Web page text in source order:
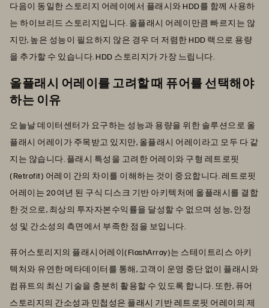
다음이 동일한 스토리지 어레이에서 플래시와 HDD를 함께 사용하
는 하이브리드 스토리지입니다. 올플래시 어레이만큼 빠르지는 않
지만, 높은 성능이 필요하지 않은 경우 더 저렴한 HDD 랙으로 용량
을 추가할 수 있습니다. HDD 스토리지가 가장 느립니다.
올플래시 어레이를 고려할 때 퓨어를 선택해야
하는 이유
오늘날 데이터센터가 요구하는 성능과 용량을 위한 솔루션으로 올
플래시 어레이가 주목받고 있지만, 올플래시 어레이라고 모두 다 같
지는 않습니다. 플래시 특성을 고려한 어레이와 구형 레트로핏
(Retrofit) 어레이 간의 차이를 이해하는 것이 중요합니다. 레트로핏
어레이는 20여년 된 구식 디스크 기반 아키텍처에 올플래시를 결합
한 것으로, 최상의 투자자본수익률을 달성할 수 없으며 성능, 안정
성 및 간소성의 측면에서 부족한 점을 보입니다.
퓨어스토리지의 플래시어레이(FlashArray)는 스테이트리스 아키
텍처와 유연한 메타데이터를 통해, 고객이 운영 중단 없이 플래시와
컴퓨트의 최신 기술을 충분히 활용할 수 있도록 합니다. 또한, 퓨어
스토리지의 간소성과 민첩성은 플래시 기반 레트로핏 어레이의 제